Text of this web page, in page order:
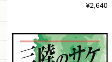
¥2,640